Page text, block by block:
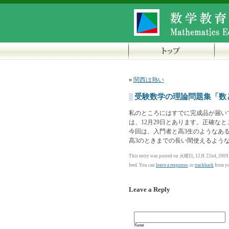
« 関西は熱い
受験数学の理論問題集「
私のところにはすでに完成品が届
は、12月29日とあります。正確な
今回は、入門者と高3生のようなあ
高3のときまでの長い間使えるよう
This entry was posted on 火曜日, 12月 22nd,
feed. You can leave a response, or trackback from
Leave a Reply
Name